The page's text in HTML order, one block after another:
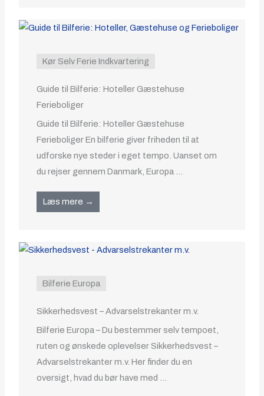
Kør Selv Ferie Indkvartering
Guide til Bilferie: Hoteller Gæstehuse
Ferieboliger
Guide til Bilferie: Hoteller Gæstehuse
Ferieboliger En bilferie giver friheden til at
udforske nye steder i eget tempo. Uanset om
du rejser gennem Danmark, Europa ...
Læs mere →
Bilferie Europa
Sikkerhedsvest – Advarselstrekanter m.v.
Bilferie Europa – Du bestemmer selv tempoet,
ruten og ønskede oplevelser Sikkerhedsvest –
Advarselstrekanter m.v. Her finder du en
oversigt, hvad du bør have med ...